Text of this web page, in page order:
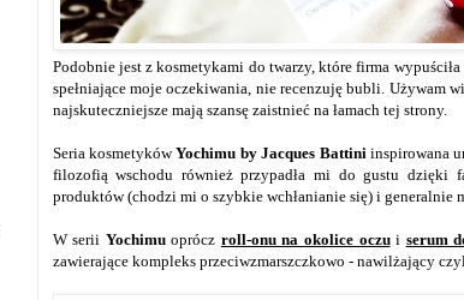
Podobnie jest z kosmetykami do twarzy, które firma
spełniające moje oczekiwania, nie recenzuję bubli. Używam
najskuteczniejsze mają szansę zaistnieć na łamach tej strony.
Seria kosmetykówYochimu by Jacques Battiniinspirowana
filozofią wschodu również przypadła mi do gustu dzięki
produktów (chodzi mi o szybkie wchłanianie się) i
W serii Yochimuoprócz roll-onu na okolice oczui serum
zawierające kompleks przeciwzmarszczkowo - nawilżający